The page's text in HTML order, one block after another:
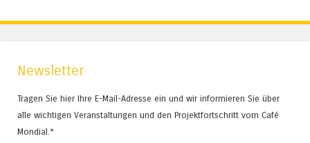
Newsletter
Tragen Sie hier Ihre E-Mail-Adresse ein und wir informieren Sie über
alle wichtigen Veranstaltungen und den Projektfortschritt vom Café
Mondial.*